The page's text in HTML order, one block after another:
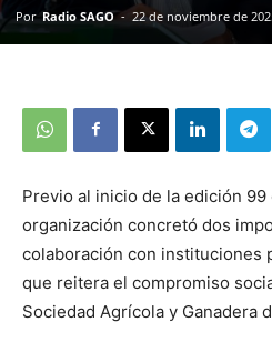
Por Radio SAGO - 22 de noviembre de
Previo al inicio de la edición 99
organización concretó dos
colaboración con instituciones
que reitera el compromiso
Sociedad Agrícola y Ganadera